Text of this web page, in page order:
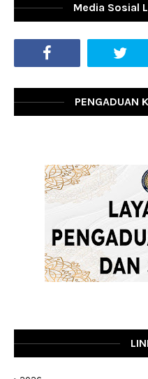
Media Sosial
PENGADUAN